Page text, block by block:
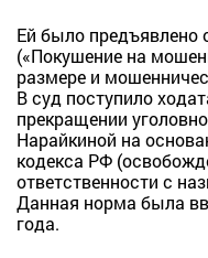
Ей было предъявлено
(«Покушение на
размере и
В суд поступило
прекращении
Нарайкиной на
кодекса РФ
ответственности с
Данная норма была
года.